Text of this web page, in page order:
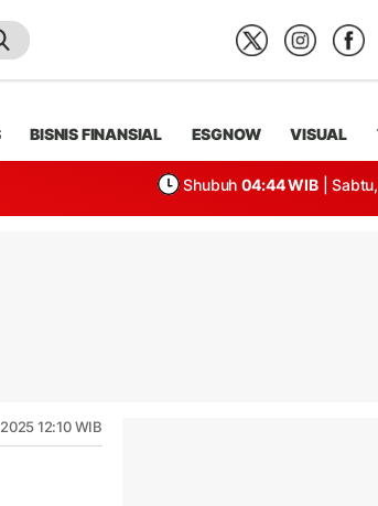
BISNIS FINANSIAL ESGNOW VISUAL
Shubuh 04:44 WIB |
12:10 WIB